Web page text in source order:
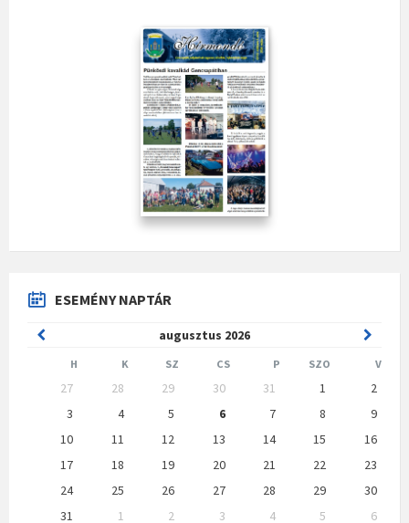
ESEMÉNY NAPTÁR
augusztus 2026
Previous
Month
Month
H K SZ CS P SZO V
calendar
27 28 29 30 31 1
2
3
4 5 6 7 8
9
10
11 12 13 14 15
16
17
18 19 20 21 22
23
24
25 26 27 28 29
30
31
1 2 3 4 5
6